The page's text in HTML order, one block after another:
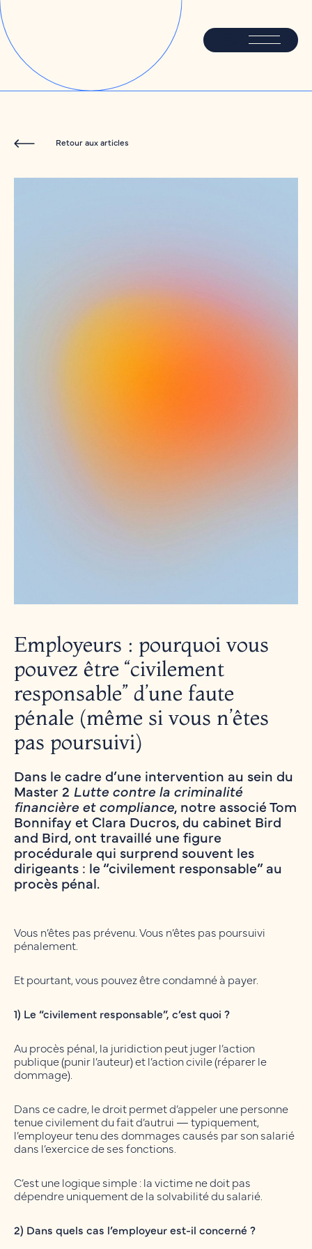
Retour aux articles
Employeurs : pourquoi vous
pouvez être “civilement
responsable” d’une faute
pénale (même si vous n’êtes
pas poursuivi)
Dans le cadre d’une intervention au sein du
Master 2 Lutte contre la criminalité
financière et compliance, notre associé Tom
Bonnifay et Clara Ducros, du cabinet Bird
and Bird, ont travaillé une figure
procédurale qui surprend souvent les
dirigeants : le “civilement responsable” au
procès pénal.
Vous n’êtes pas prévenu. Vous n’êtes pas poursuivi
pénalement.
Et pourtant, vous pouvez être condamné à payer.
1) Le “civilement responsable”, c’est quoi ?
Au procès pénal, la juridiction peut juger l’action
publique (punir l’auteur) et l’action civile (réparer le
dommage).
Dans ce cadre, le droit permet d’appeler une personne
tenue civilement du fait d’autrui — typiquement,
l’employeur tenu des dommages causés par son salarié
dans l’exercice de ses fonctions.
C’est une logique simple : la victime ne doit pas
dépendre uniquement de la solvabilité du salarié.
2) Dans quels cas l’employeur est-il concerné ?